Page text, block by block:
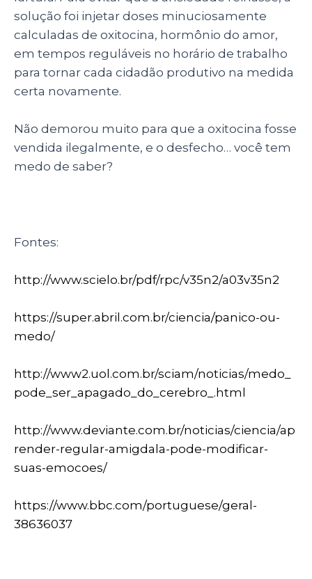
solução foi injetar doses minuciosamente
calculadas de oxitocina, hormônio do amor,
em tempos reguláveis no horário de trabalho
para tornar cada cidadão produtivo na medida
certa novamente.
Não demorou muito para que a oxitocina fosse
vendida ilegalmente, e o desfecho… você tem
medo de saber?
Fontes:
http://www.scielo.br/pdf/rpc/v35n2/a03v35n2
https://super.abril.com.br/ciencia/panico-ou-
medo/
http://www2.uol.com.br/sciam/noticias/medo_
pode_ser_apagado_do_cerebro_.html
http://www.deviante.com.br/noticias/ciencia/ap
render-regular-amigdala-pode-modificar-
suas-emocoes/
https://www.bbc.com/portuguese/geral-
38636037